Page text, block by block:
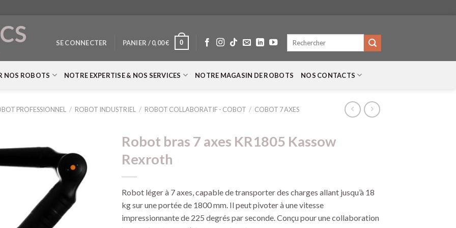
SE CONNECTER PANIER /0,00€ 0
Recherche
NOS ROBOTS NOTRE EXPERTISE & NOS SERVICES NOTRE MAGASIN DE ROBOTS NOS CONTACTS
PROFESSIONNEL / ROBOT INDUSTRIEL / ROBOT COLLABORATIF - COBOT / COBOT 7 AXES
Robot bras 7 axes KR1805 Kassow
Rexroth
Robot léger à 7 axes, capable de transporter des charges allant jusqu’à 18
kg sur une portée de 1800 mm. Il peut pivoter à une vitesse
impressionnante de 225 degrés par seconde. Conçu pour une collaboration